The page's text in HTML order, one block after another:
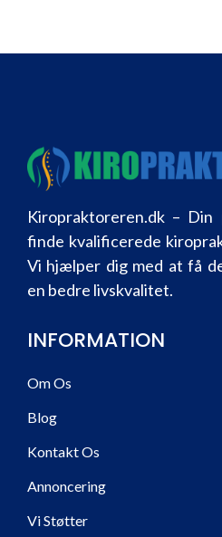
Kiropraktoreren.dk –
finde kvalificerede
Vi hjælper dig med at få
en bedre livskvalitet.
INFORMATION
Om Os
Blog
Kontakt Os
Annoncering
Vi Støtter